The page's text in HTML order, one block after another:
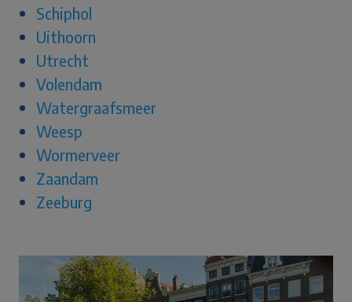
Schiphol
Uithoorn
Utrecht
Volendam
Watergraafsmeer
Weesp
Wormerveer
Zaandam
Zeeburg